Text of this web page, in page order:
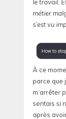
le travail.
métier
s’est vu
À ce
parce que
m’arrêter
sentais si
après